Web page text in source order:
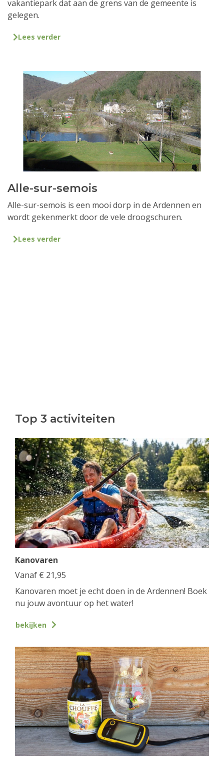
vakantiepark dat aan de grens van de gemeente is
gelegen.
Lees verder
Alle-sur-semois
Alle-sur-semois is een mooi dorp in de Ardennen en
wordt gekenmerkt door de vele droogschuren.
Lees verder
Top 3 activiteiten
Kanovaren
Vanaf € 21,95
Kanovaren moet je echt doen in de Ardennen! Boek
nu jouw avontuur op het water!
bekijken